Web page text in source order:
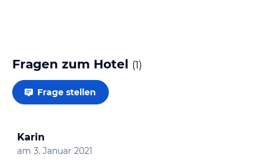
Fragen zum Hotel (1)
Frage stellen
Karin
am 3. Januar 2021